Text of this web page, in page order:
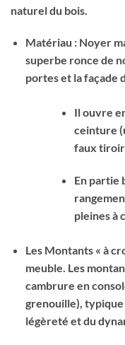
naturel du bois.
Matériau : Noyer
superbe ronce de
portes et la façade
Il ouvre
ceinture
faux
En partie
pleines à
Les Montants « à
meuble. Les
cambrure en
grenouille),
légèreté et du